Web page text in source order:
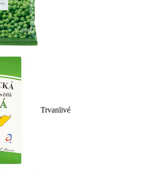
Trvanlivé